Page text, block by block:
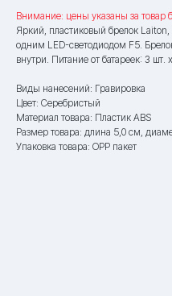
Внимание: цены указаны за товар
Яркий, пластиковый брелок
одним LED-светодиодом F5.
внутри. Питание от батареек: 3 шт.
Виды нанесений: Гравировка
Цвет: Серебристый
Материал товара: Пластик ABS
Размер товара: длина 5,0 см,
Упаковка товара: OPP пакет